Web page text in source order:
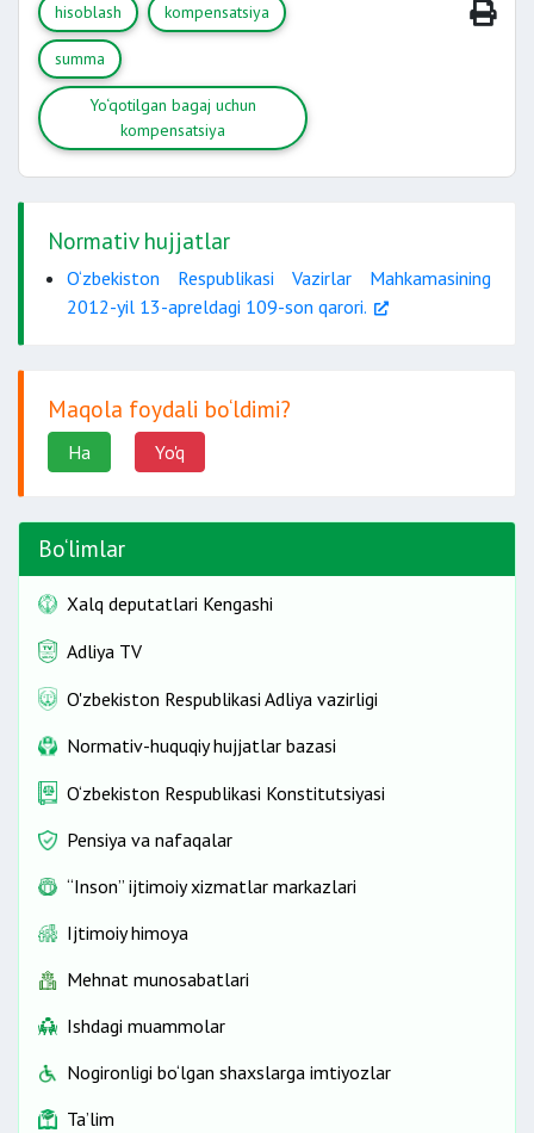
hisoblash kompensatsiya
summa
Yo‘qotilgan bagaj uchun
kompensatsiya
Normativ hujjatlar
O‘zbekiston Respublikasi Vazirlar Mahkamasining
2012-yil 13-apreldagi 109-son qarori.
Maqola foydali bo‘ldimi?
Ha Yo'q
Bo‘limlar
Xalq deputatlari Kengashi
Adliya TV
O'zbekiston Respublikasi Adliya vazirligi
Normativ-huquqiy hujjatlar bazasi
O‘zbekiston Respublikasi Konstitutsiyasi
Pensiya va nafaqalar
“Inson” ijtimoiy xizmatlar markazlari
Ijtimoiy himoya
Mehnat munosabatlari
Ishdagi muammolar
Nogironligi bo‘lgan shaxslarga imtiyozlar
Ta’lim